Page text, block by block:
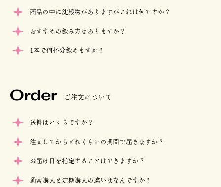
商品の中に沈殿物がありますがこれは何ですか？
おすすめの飲み方はありますか？
1本で何杯分飲めますか？
Order ご注文について
送料はいくらですか？
注文してからどれくらいの期間で届きますか？
お届け日を指定することはできますか？
通常購入と定期購入の違いはなんですか？